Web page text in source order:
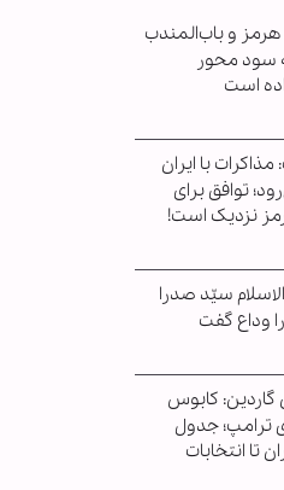
هرمز و باب‌المندب
سود محور
است
با ایران
توافق برای
نزدیک است!
سیّد صدرا
وداع گفت
گاردین: کابوس
ترامپ؛ جدول
تا انتخابات